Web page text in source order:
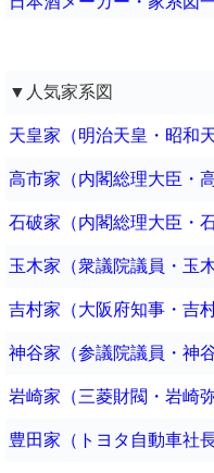
▼人気家系図
天皇家（明治天皇・昭和
高市家（内閣総理大臣・
石破家（内閣総理大臣・
玉木家（衆議院議員・玉
吉村家（大阪府知事・吉
神谷家（参議院議員・神
岩崎家（三菱財閥・岩崎
豊田家（トヨタ自動車社